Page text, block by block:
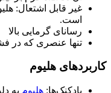
غیر قابل اشتعال:
است.
رسانای گرمایی بالا
تنها عنصری که در
کاربردهای هلیوم
بادکنک‌ها: هلیوم به